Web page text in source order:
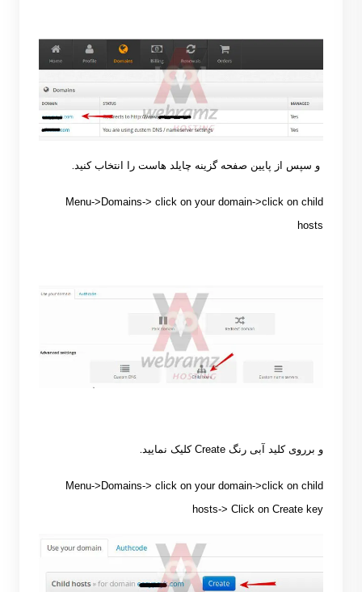
و سپس از پایین صفحه گزینه چایلد هاست را انتخاب کنید .
Menu->Domains-> click on your domain->click on child
hosts
و برروی کلید آبی رنگ Create کلیک نمایید.
Menu->Domains-> click on your domain->click on child
hosts-> Click on Create key